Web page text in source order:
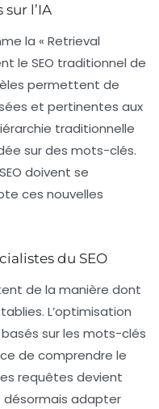
l’IA
la « Retrieval
le SEO traditionnel de
permettent de
et pertinentes aux
traditionnelle
sur des mots-clés.
doivent se
ces nouvelles
du SEO
de la manière dont
L’optimisation
sur les mots-clés
de comprendre le
requêtes devient
désormais adapter